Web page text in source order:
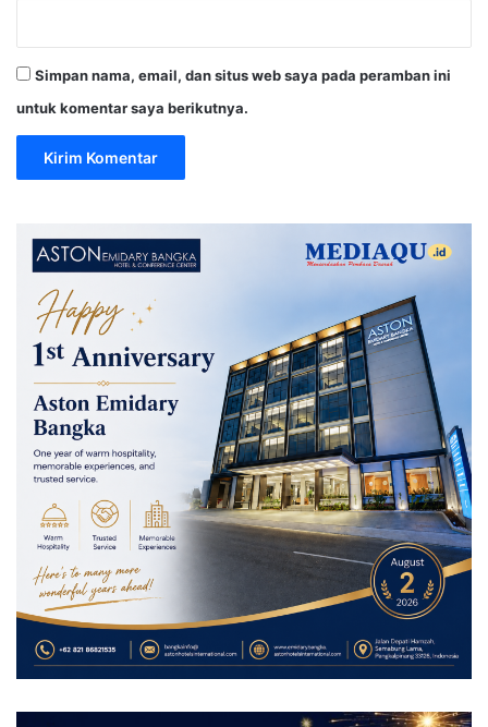
Simpan nama, email, dan situs web saya pada peramban ini
untuk komentar saya berikutnya.